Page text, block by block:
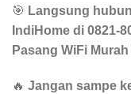
🎯 Langsung
IndiHome di 0821-
Pasang WiFi
🔥 Jangan sampe